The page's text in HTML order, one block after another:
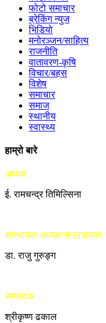
फोटो समाचार
ब्रेकिंग न्युज
भिडियो
मनोरञ्जन/साहित्य
राजनीति
वातावरण-कृषि
विचार/बहस
विशेष
समाचार
समाज
स्थानीय
स्वास्थ्य
हाम्रो बारे
अध्यक्ष
ई. रामचन्द्र तिमिल्सिना
संस्थापक अध्यक्ष/सल्लाहकार
डा. राजु गुरुङ्ग
सम्पादक
श्रीकृष्ण ढकाल